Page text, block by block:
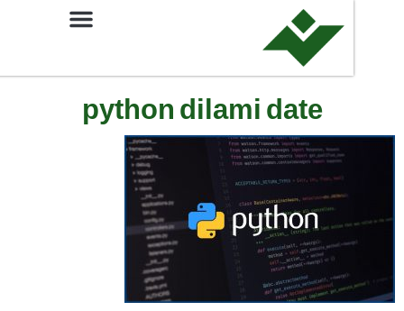
python dilami date